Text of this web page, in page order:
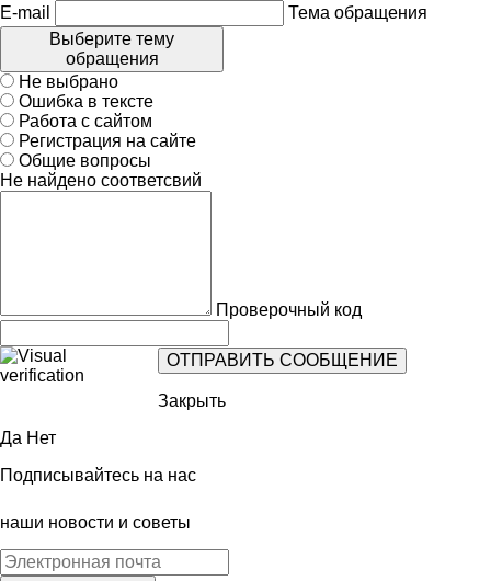
E-mail
Тема обращения
Выберите тему
обращения
Не выбрано
Ошибка в тексте
Работа с сайтом
Регистрация на сайте
Общие вопросы
Не найдено соответсвий
Проверочный код
Закрыть
Да Нет
Подписывайтесь на нас
наши новости и советы